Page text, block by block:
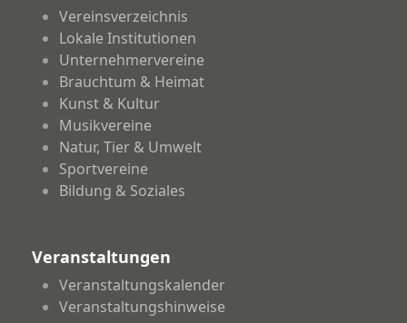
Vereinsverzeichnis
Lokale Institutionen
Unternehmervereine
Brauchtum & Heimat
Kunst & Kultur
Musikvereine
Natur, Tier & Umwelt
Sportvereine
Bildung & Soziales
Veranstaltungen
Veranstaltungskalender
Veranstaltungshinweise